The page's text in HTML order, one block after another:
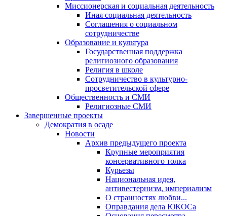
Миссионерская и социальная деятельность
Иная социальная деятельность
Соглашения о социальном
сотрудничестве
Образование и культура
Государственная поддержка
религиозного образования
Религия в школе
Сотрудничество в культурно-
просветительской сфере
Общественность и СМИ
Религиозные СМИ
Завершенные проекты
Демократия в осаде
Новости
Архив предыдущего проекта
Крупные мероприятия
консервативного толка
Курьезы
Национальная идея,
антивестернизм, империализм
О странностях любви...
Оправдания дела ЮКОСа